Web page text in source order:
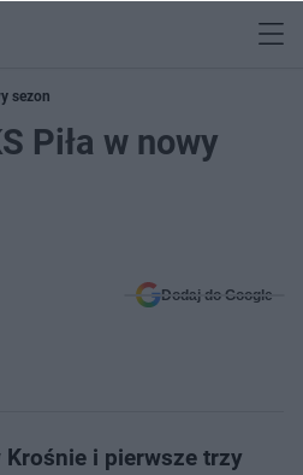
sezon
Piła w nowy
Dodaj do Google
i pierwsze trzy